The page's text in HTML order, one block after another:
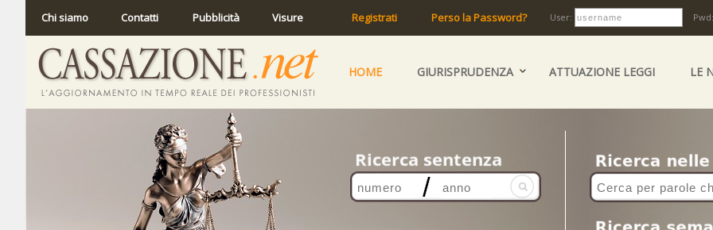
Chi siamo Contatti Pubblicità Visure Registrati Perso la Password? User:
HOME GIURISPRUDENZA ATTUAZIONE LEGGI LE